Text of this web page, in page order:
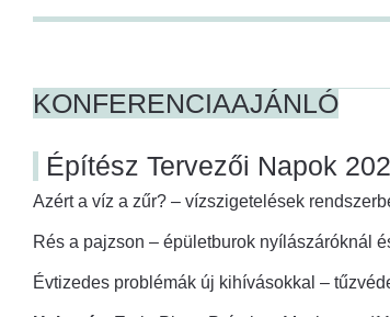
KONFERENCIAAJÁNLÓ
Építész Tervezői Napok
Azért a víz a zűr? – vízszigetelések
Rés a pajzson – épületburok nyílászáróknál
Évtizedes problémák új kihívásokkal –